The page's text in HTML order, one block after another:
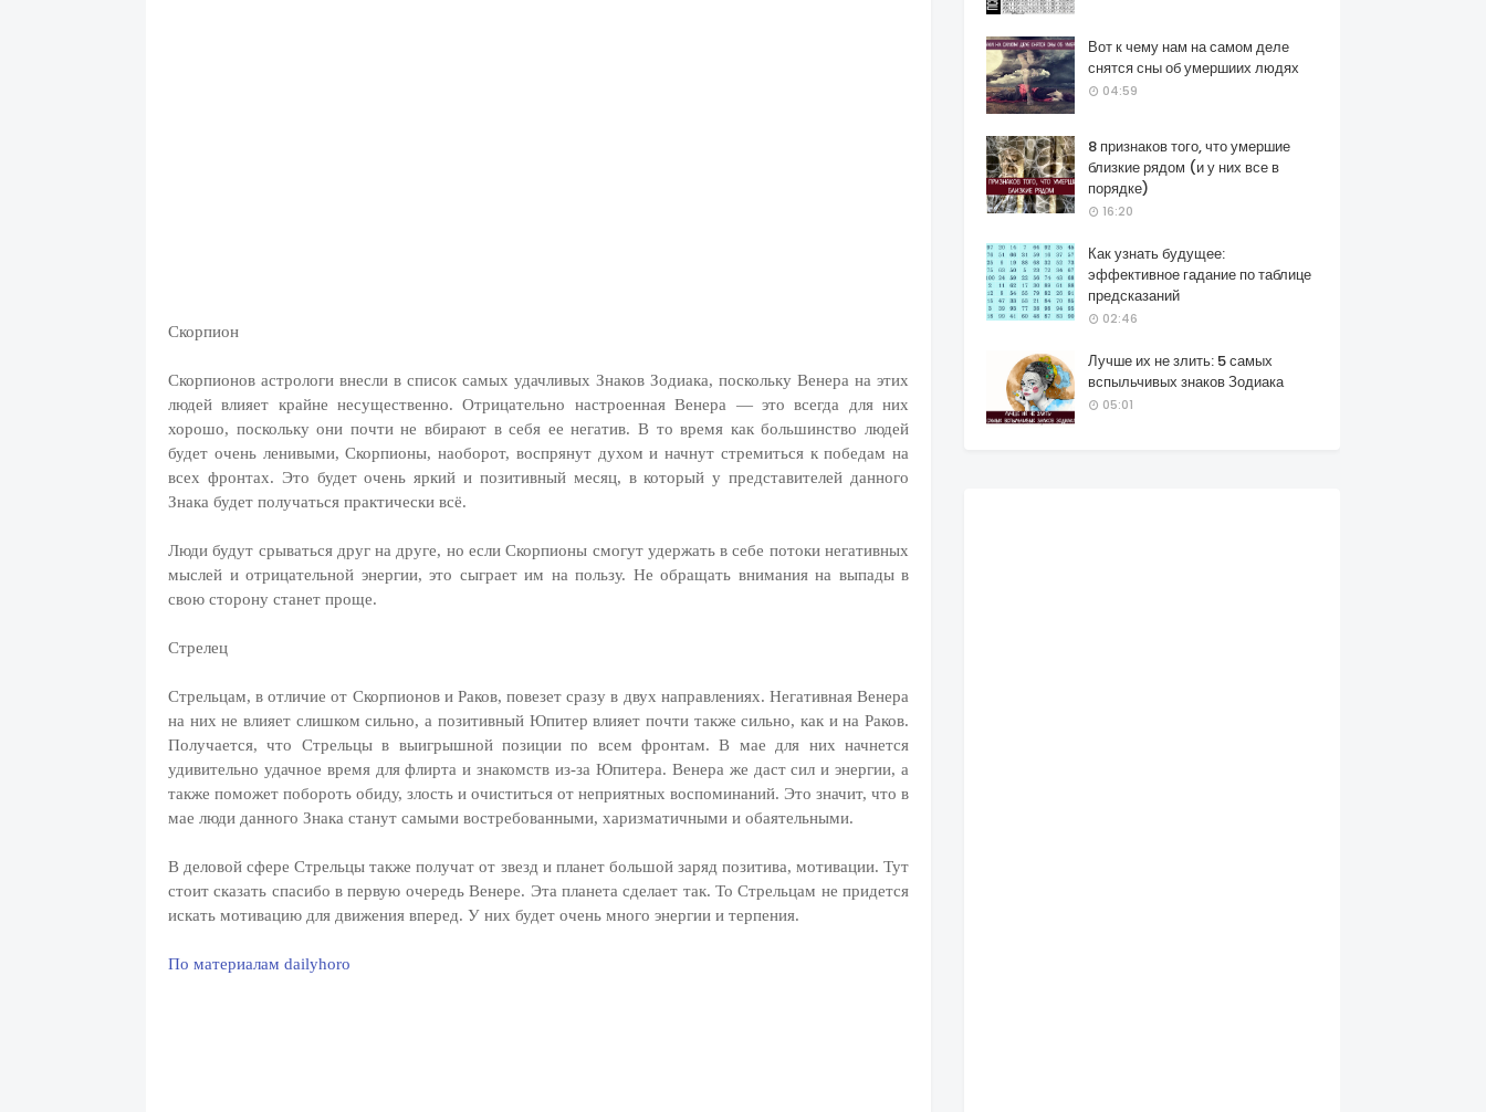
Скорпион
Скорпионов астрологи внесли в список самых удачливых Знаков Зодиака, поскольку Венера на этих
людей влияет крайне несущественно. Отрицательно настроенная Венера — это всегда для них
хорошо, поскольку они почти не вбирают в себя ее негатив. В то время как большинство людей
будет очень ленивыми, Скорпионы, наоборот, воспрянут духом и начнут стремиться к победам на
всех фронтах. Это будет очень яркий и позитивный месяц, в который у представителей данного
Знака будет получаться практически всё.
Люди будут срываться друг на друге, но если Скорпионы смогут удержать в себе потоки негативных
мыслей и отрицательной энергии, это сыграет им на пользу. Не обращать внимания на выпады в
свою сторону станет проще.
Стрелец
Стрельцам, в отличие от Скорпионов и Раков, повезет сразу в двух направлениях. Негативная Венера
на них не влияет слишком сильно, а позитивный Юпитер влияет почти также сильно, как и на Раков.
Получается, что Стрельцы в выигрышной позиции по всем фронтам. В мае для них начнется
удивительно удачное время для флирта и знакомств из-за Юпитера. Венера же даст сил и энергии, а
также поможет побороть обиду, злость и очиститься от неприятных воспоминаний. Это значит, что в
мае люди данного Знака станут самыми востребованными, харизматичными и обаятельными.
В деловой сфере Стрельцы также получат от звезд и планет большой заряд позитива, мотивации. Тут
стоит сказать спасибо в первую очередь Венере. Эта планета сделает так. То Стрельцам не придется
искать мотивацию для движения вперед. У них будет очень много энергии и терпения.
По материалам dailyhoro
Вот к чему нам на самом деле
снятся сны об умершиих людях
04:59
8 признаков того, что умершие
близкие рядом (и у них все в
порядке)
16:20
Как узнать будущее:
эффективное гадание по таблице
предсказаний
02:46
Лучше их не злить: 5 самых
вспыльчивых знаков Зодиака
05:01